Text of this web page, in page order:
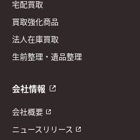
宅配買取
買取強化商品
法人在庫買取
生前整理・遺品整理
会社情報
会社概要
ニュースリリース